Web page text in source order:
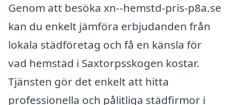
Genom att besöka xn--hemstd-pris-p8a.se
kan du enkelt jämföra erbjudanden från
lokala städföretag och få en känsla för
vad hemstäd i Saxtorpsskogen kostar.
Tjänsten gör det enkelt att hitta
professionella och pålitliga städfirmor i